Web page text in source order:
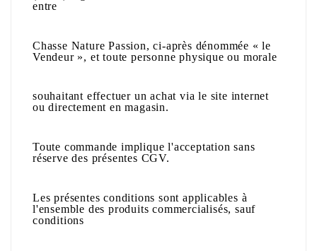
entre
Chasse Nature Passion, ci-après dénommée « le
Vendeur », et toute personne physique ou morale
souhaitant effectuer un achat via le site internet
ou directement en magasin.
Toute commande implique l'acceptation sans
réserve des présentes CGV.
Les présentes conditions sont applicables à
l'ensemble des produits commercialisés, sauf
conditions